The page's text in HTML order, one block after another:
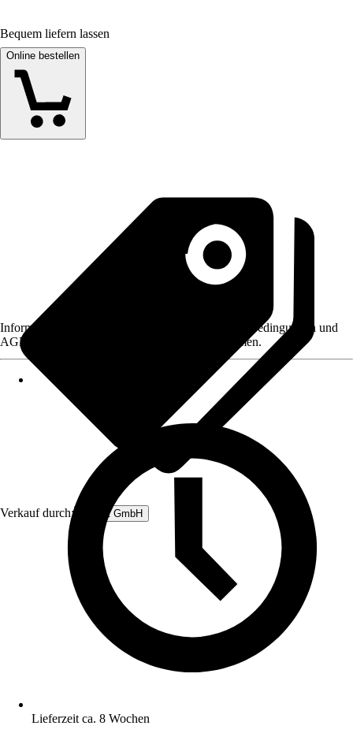
Bequem liefern lassen
Online bestellen
Verkauf durch: Rubart GmbH
Informationen des Verkäufers, wie z. B. Rückgabebedingungen und
AGB, finden Sie bei Klick auf den Verkäufernamen.
Lieferzeit ca. 8 Wochen